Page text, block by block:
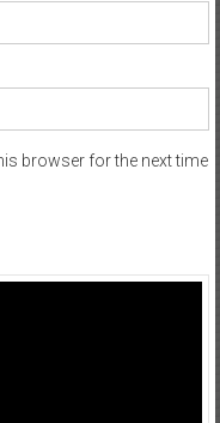
browser for the next time